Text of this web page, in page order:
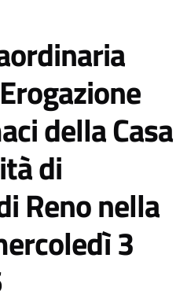
della Casa
di
Reno nella
3